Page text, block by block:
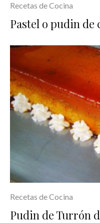
Recetas de Cocina
Pastel o pudin de
Recetas de Cocina
Pudin de Turrón